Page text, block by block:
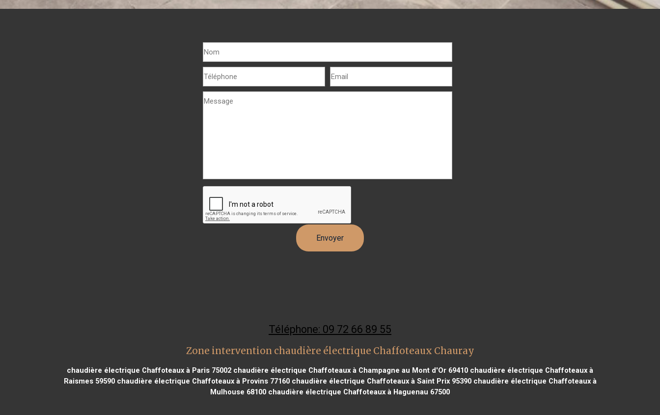
Téléphone: 09 72 66 89 55
Zone intervention chaudière électrique Chaffoteaux Chauray
chaudière électrique Chaffoteaux à Paris 75002 chaudière électrique Chaffoteaux à Champagne au Mont d'Or 69410 chaudière électrique Chaffoteaux à
Raismes 59590chaudière électrique Chaffoteaux à Provins 77160chaudière électrique Chaffoteaux à Saint Prix 95390chaudière électrique Chaffoteaux à
Mulhouse 68100 chaudière électrique Chaffoteaux à Haguenau 67500